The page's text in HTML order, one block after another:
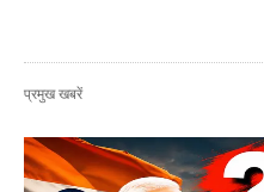
प्रमुख खबरें